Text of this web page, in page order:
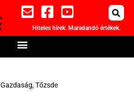
Hiteles hírek. Maradandó értékek.
Gazdaság,Tőzsde